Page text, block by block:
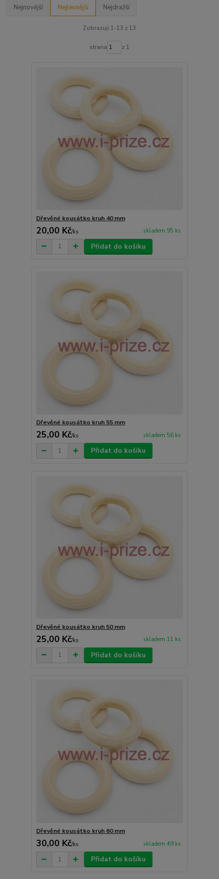
Nejnovější Nejlevnější Nejdražší
Zobrazuji 1-13 z 13
strana z 1
Dřevěné kousátko kruh 40 mm
20,00 Kč/ks skladem 95 ks
Přidat do košíku
Dřevěné kousátko kruh 55 mm
25,00 Kč/ks skladem 56 ks
Přidat do košíku
Dřevěné kousátko kruh 50 mm
25,00 Kč/ks skladem 11 ks
Přidat do košíku
Dřevěné kousátko kruh 60 mm
30,00 Kč/ks skladem 49 ks
Přidat do košíku